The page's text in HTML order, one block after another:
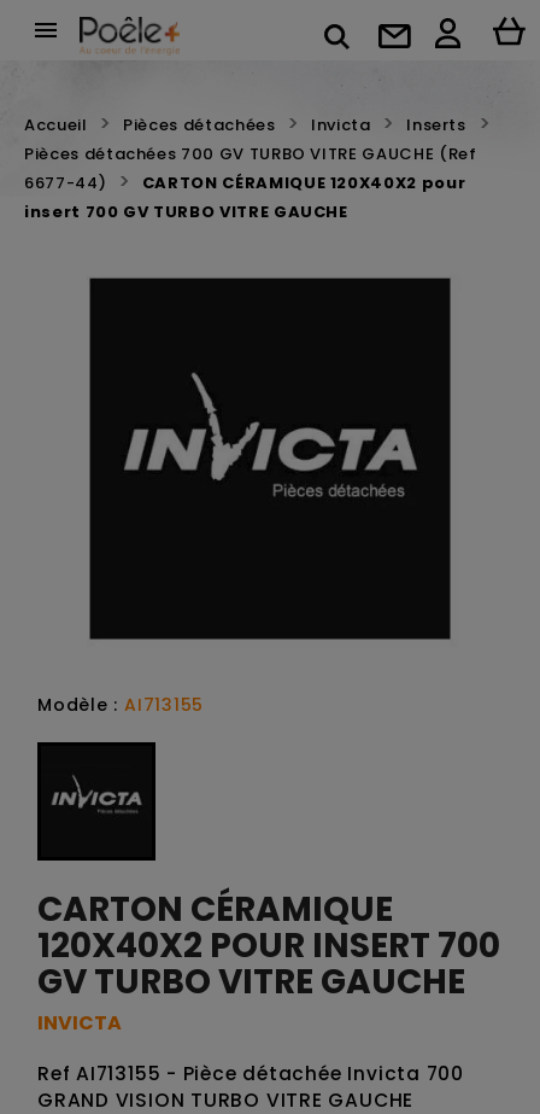

Accueil Pièces détachées Invicta
Inserts
Pièces détachées 700 GV TURBO VITRE GAUCHE (Ref
6677-44)
CARTON CÉRAMIQUE 120X40X2 pour
insert 700 GV TURBO VITRE GAUCHE
Modèle :AI713155
CARTON CÉRAMIQUE
120X40X2 POUR INSERT 700
GV TURBO VITRE GAUCHE
INVICTA
Ref AI713155 - Pièce détachée Invicta 700
GRAND VISION TURBO VITRE GAUCHE